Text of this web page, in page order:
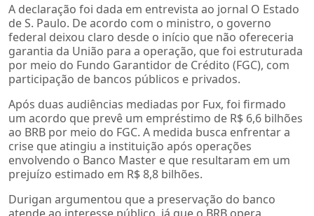
A declaração foi dada em entrevista ao jornal O Estado
de S. Paulo. De acordo com o ministro, o governo
federal deixou claro desde o início que não ofereceria
garantia da União para a operação, que foi estruturada
por meio do Fundo Garantidor de Crédito (FGC), com
participação de bancos públicos e privados.
Após duas audiências mediadas por Fux, foi firmado
um acordo que prevê um empréstimo de R$ 6,6 bilhões
ao BRB por meio do FGC. A medida busca enfrentar a
crise que atingiu a instituição após operações
envolvendo o Banco Master e que resultaram em um
prejuízo estimado em R$ 8,8 bilhões.
Durigan argumentou que a preservação do banco